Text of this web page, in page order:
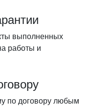
выполненных
работы и
по договору любым